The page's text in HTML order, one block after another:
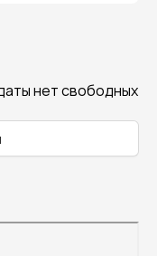
нет свободных